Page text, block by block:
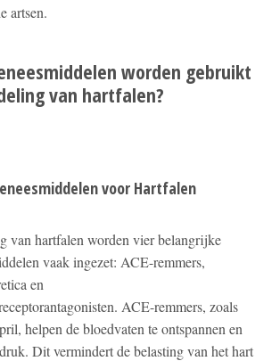
artsen.
worden gebruikt
van hartfalen?
voor Hartfalen
van hartfalen worden vier belangrijke
vaak ingezet: ACE-remmers,
en
ACE-remmers, zoals
helpen de bloedvaten te ontspannen en
Dit vermindert de belasting van het hart